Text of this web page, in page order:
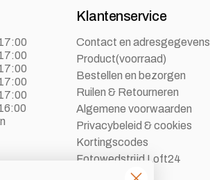
Klantenservice
Contact en adresgegevens
Product(voorraad)
Bestellen en bezorgen
Ruilen & Retourneren
Algemene voorwaarden
Privacybeleid & cookies
Kortingscodes
Fotowedstrijd Loft24